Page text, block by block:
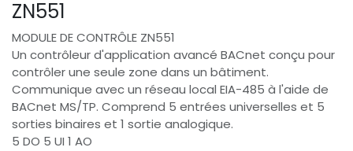
ZN551
MODULE DE CONTRÔLE ZN551
Un contrôleur d'application avancé BACnet conçu pour
contrôler une seule zone dans un bâtiment.
Communique avec un réseau local EIA-485 à l'aide de
BACnet MS/TP. Comprend 5 entrées universelles et 5
sorties binaires et 1 sortie analogique.
5 DO 5 UI 1 AO